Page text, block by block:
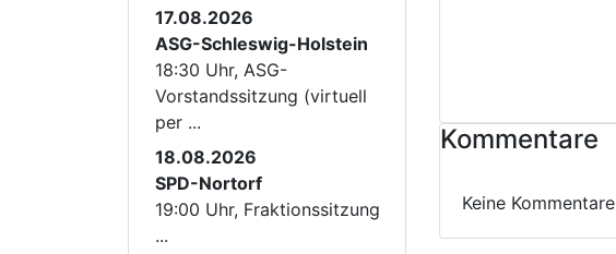
17.08.2026
ASG-Schleswig-Holstein
18:30 Uhr, ASG-
Vorstandssitzung (virtuell
per ...
18.08.2026
SPD-Nortorf
19:00 Uhr, Fraktionssitzung
...
Kommentare
Keine Kommentare